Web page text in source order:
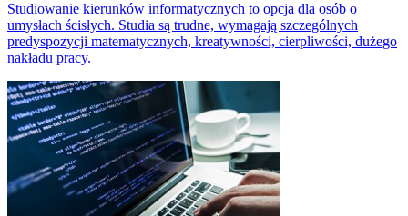
Studiowanie kierunków informatycznych to opcja dla osób o
umysłach ścisłych. Studia są trudne, wymagają szczególnych
predyspozycji matematycznych, kreatywności, cierpliwości, dużego
nakładu pracy.